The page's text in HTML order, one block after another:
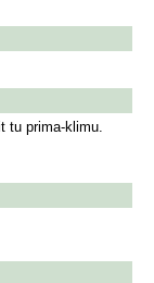
tu prima-klimu.